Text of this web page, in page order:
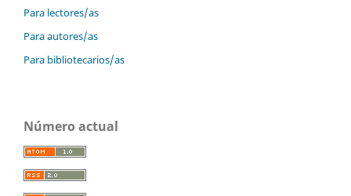
Para lectores/as
Para autores/as
Para bibliotecarios/as
Número actual